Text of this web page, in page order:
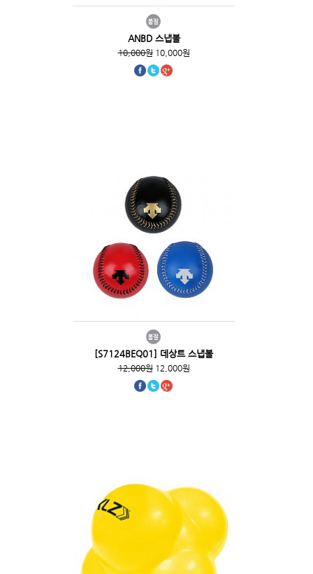
ANBD 스냅볼
10,000원10,000원
[S7124BEQ01] 데상트 스냅볼
12,000원12,000원